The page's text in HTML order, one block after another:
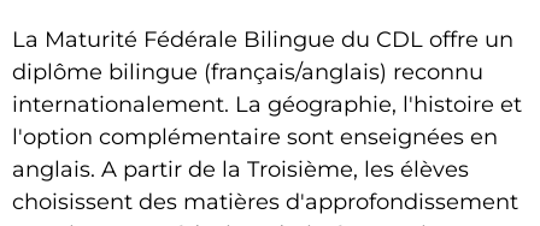
La Maturité Fédérale Bilingue du CDL offre un
diplôme bilingue (français/anglais) reconnu
internationalement. La géographie, l'histoire et
l'option complémentaire sont enseignées en
anglais. A partir de la Troisième, les élèves
choisissent des matières d'approfondissement